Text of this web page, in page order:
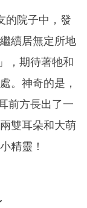
的院子中，發
續居無定所地
，期待著牠和
。神奇的是，
前方長出了一
雙耳朵和大萌
精靈！